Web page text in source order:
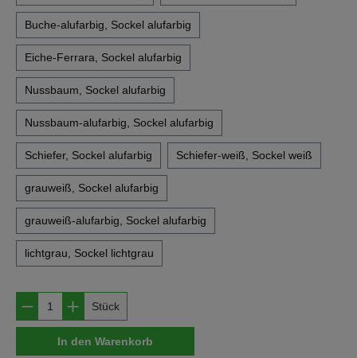
Buche-alufarbig, Sockel alufarbig
Eiche-Ferrara, Sockel alufarbig
Nussbaum, Sockel alufarbig
Nussbaum-alufarbig, Sockel alufarbig
Schiefer, Sockel alufarbig Schiefer-weiß, Sockel weiß
grauweiß, Sockel alufarbig
grauweiß-alufarbig, Sockel alufarbig
lichtgrau, Sockel lichtgrau
Produkt Anzahl: Gib den gewünschten
Stück
In den Warenkorb